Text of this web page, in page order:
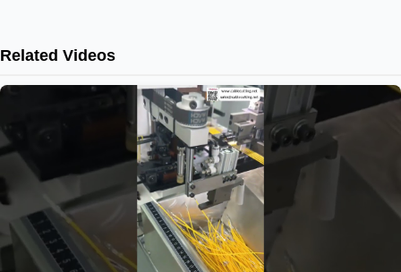
Related Videos